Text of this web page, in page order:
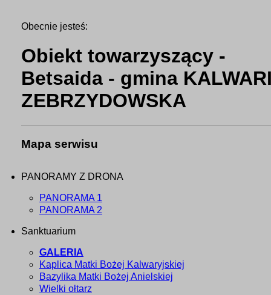
Obecnie jesteś:
Obiekt towarzyszący -
Betsaida - gmina
ZEBRZYDOWSKA
Mapa serwisu
PANORAMY Z DRONA
PANORAMA 1
PANORAMA 2
Sanktuarium
GALERIA
Kaplica Matki Bożej Kalwaryjskiej
Bazylika Matki Bożej Anielskiej
Wielki ołtarz